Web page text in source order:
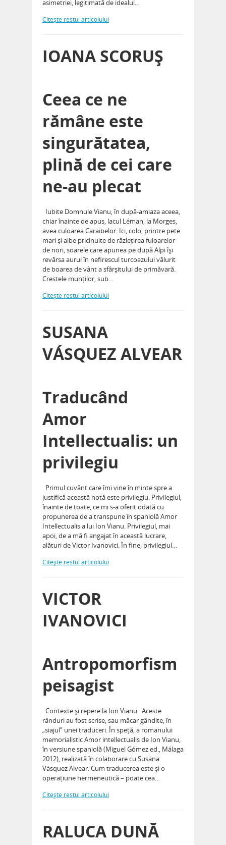
asimetriei, legitimată de idealul…
Citeşte restul articolului
IOANA SCORUȘ
Ceea ce ne
rămâne este
singurătatea,
plină de cei care
ne-au plecat
Iubite Domnule Vianu, în după-amiaza aceea,
chiar înainte de apus, lacul Léman, la Morges,
avea culoarea Caraibelor. Ici, colo, printre pete
mari și albe pricinuite de răzlețirea fuioarelor
de nori, soarele care apunea pe după Alpi își
revărsa aurul în nefirescul turcoazului vălurit
de boarea de vânt a sfârșitului de primăvară.
Crestele munților, sub…
Citeşte restul articolului
SUSANA
VÁSQUEZ ALVEAR
Traducând
Amor
Intellectualis: un
privilegiu
Primul cuvânt care îmi vine în minte spre a
justifică această notă este privilegiu. Privilegiul,
înainte de toate, ce mi s-a oferit odată cu
propunerea de a transpune în spaniolă Amor
Intellectualis a lui Ion Vianu. Privilegiul, mai
apoi, de a mă fi angajat în această lucrare,
alături de Victor Ivanovici. În fine, privilegiul…
Citeşte restul articolului
VICTOR
IVANOVICI
Antropomorfism
peisagist
Contexte și repere la Ion Vianu Aceste
rânduri au fost scrise, sau măcar gândite, în
„siajul” unei traduceri. În speță, a romanului
memorialistic Amor intellectualis de Ion Vianu,
în versiune spaniolă (Miguel Gómez ed., Málaga
2012), realizată în colaborare cu Susana
Vásquez Alvear. Cum traducerea este și o
operațiune hermeneutică – poate cea…
Citeşte restul articolului
RALUCA DUNĂ